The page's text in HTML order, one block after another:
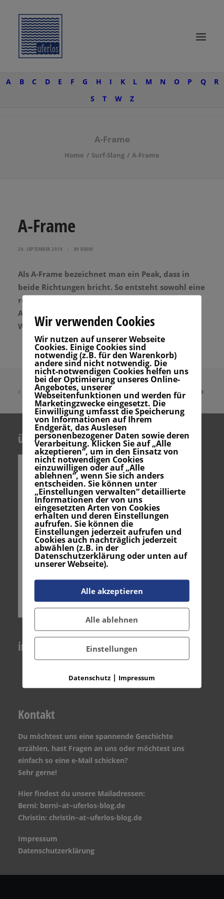
A B C D E F G H I K L M N O P Q
R
S
T W Z
A-Frame
Home Surf-Slang A-Frame
A-Frame
26. SEPTEMBER 2018 BY BERNI
Als A-Frame bezeichnet man ein Peak, dass in
beide Richtungen bricht. So entsteht sowohl eine
rechte sowie eine linke Welle. Du kannst dir das
A im Meer vorstellen. Oft bildet sich ein
Weißwasser-Teppich in A-Form.
über uns
instagram
Auf Instagram folgen
Kontakt
Du möchtest uns eine spannende Geschichte
erzählen, hast Fragen an uns oder möchtest uns
einfach so eine e-Mail schicken?
Sehr gerne!
Hier findest du unsere Mailadressen:
Berni: berni~at~uferlos-blog.de
Christin: christin~at~uferlos-blog.de
Impressum
Datenschutzerklärung
Wir verwenden Cookies
Wir nutzen auf unserer Webseite
Cookies. Einige Cookies sind
notwendig (z.B. für den Warenkorb)
andere sind nicht notwendig. Die
nicht-notwendigen Cookies helfen uns
bei der Optimierung unseres Online-
Angebotes, unserer
Webseitenfunktionen und werden für
Marketingzwecke eingesetzt. Die
Einwilligung umfasst die Speicherung
von Informationen auf Ihrem
Endgerät, das Auslesen
personenbezogener Daten sowie deren
Verarbeitung. Klicken Sie auf „Alle
akzeptieren“, um in den Einsatz von
nicht notwendigen Cookies
einzuwilligen oder auf „Alle
ablehnen“, wenn Sie sich anders
entscheiden. Sie können unter
„Einstellungen verwalten“ detaillierte
Informationen der von uns
eingesetzten Arten von Cookies
erhalten und deren Einstellungen
aufrufen. Sie können die
Einstellungen jederzeit aufrufen und
Cookies auch nachträglich jederzeit
abwählen (z.B. in der
Datenschutzerklärung oder unten auf
unserer Webseite).
Alle akzeptieren
Alle ablehnen
Einstellungen
Datenschutz | Impressum